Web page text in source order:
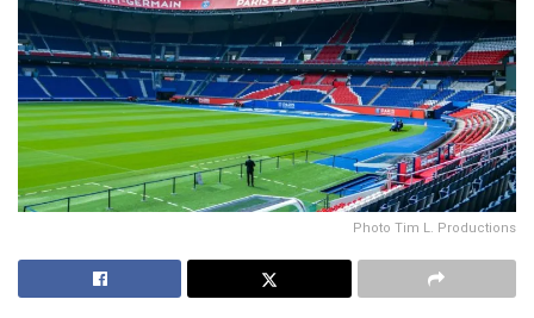
Photo Tim L. Productions